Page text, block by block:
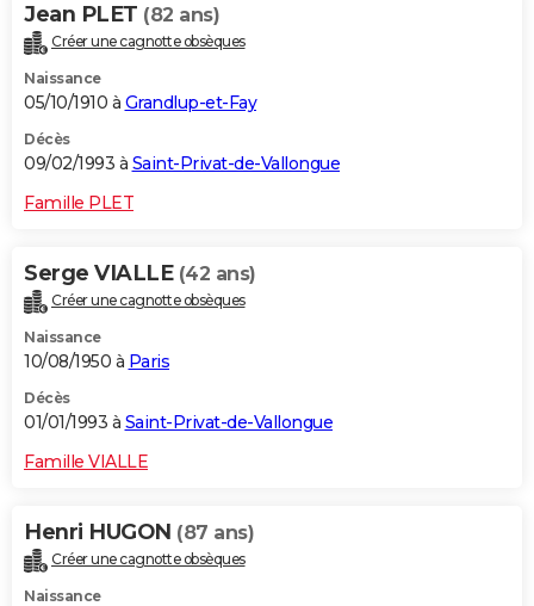
Jean PLET (82 ans)
Créer une cagnotte obsèques
Naissance
05/10/1910 à Grandlup-et-Fay
Décès
09/02/1993 à Saint-Privat-de-Vallongue
Famille PLET
Serge VIALLE (42 ans)
Créer une cagnotte obsèques
Naissance
10/08/1950 à Paris
Décès
01/01/1993 à Saint-Privat-de-Vallongue
Famille VIALLE
Henri HUGON (87 ans)
Créer une cagnotte obsèques
Naissance